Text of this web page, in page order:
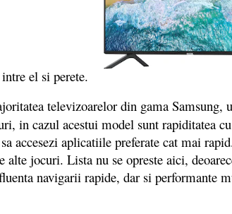
el si perete.
televizoarelor din gama Samsung,
in cazul acestui model sunt rapiditatea
accesezi aplicatiile preferate cat mai
jocuri. Lista nu se opreste aici,
navigarii rapide, dar si